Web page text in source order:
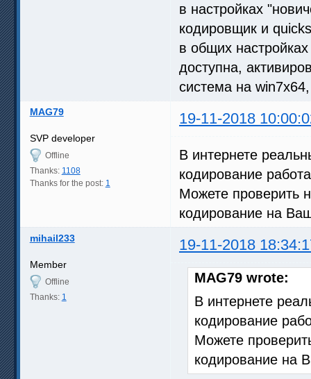
в настройках
кодировщик и
в общих
доступна,
система на
MAG79 19-11-2018
SVP developer
Offline
Thanks: 1108
Thanks for the post: 1
В интернете
кодирование
Можете проверить
кодирование на
mihail233 19-11-2018
Member
Offline
Thanks: 1
MAG79 wrote:
В интернете
кодирование
Можете
кодирование на